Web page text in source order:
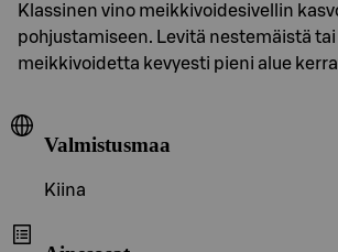
Klassinen vino meikkivoidesivellin
pohjustamiseen. Levitä nestemäistä
meikkivoidetta kevyesti pieni alue
Valmistusmaa
Kiina